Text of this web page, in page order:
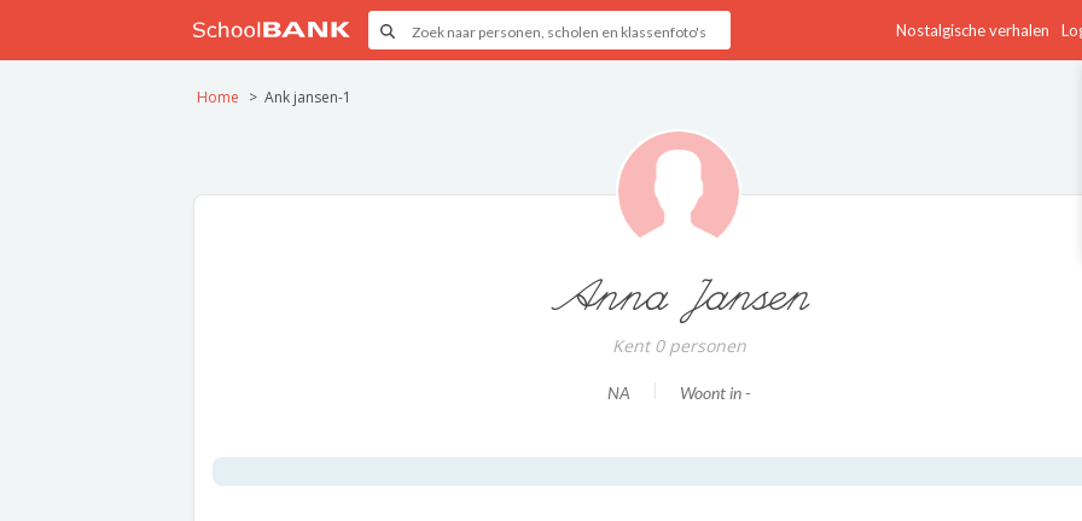
Nostalgische verhalen
Home Ank jansen-1
Anna Jansen
Kent 0 personen
NA Woont in -